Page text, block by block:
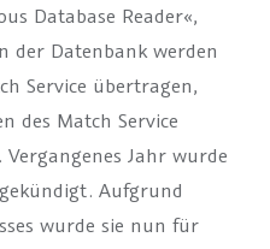
Database Reader«,
der Datenbank werden
Service übertragen,
des Match Service
Jahr wurde
Aufgrund
wurde sie nun für